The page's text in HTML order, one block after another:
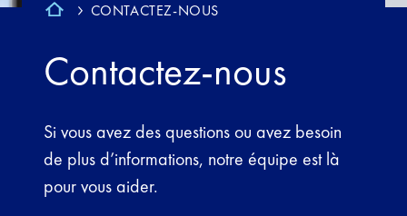
CONTACTEZ-NOUS
Contactez-nous
Si vous avez des questions ou avez besoin
de plus d’informations, notre équipe est là
pour vous aider.